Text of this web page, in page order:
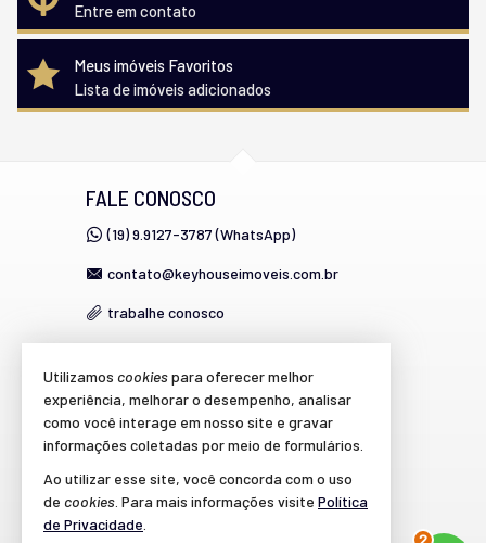
Entre em contato
Meus imóveis Favoritos
Lista de imóveis adicionados
FALE CONOSCO
(19) 9.9127-3787 (WhatsApp)
contato@keyhouseimoveis.com.br
trabalhe conosco
VEJA MAIS
cadastre seu imóvel
imóveis favoritos
3
Utilizamos cookiespara oferecer melhor
experiência, melhorar o desempenho, analisar
como você interage em nosso site e gravar
informações coletadas por meio de formulários.
Ao utilizar esse site, você concorda com o uso
de cookies . Para mais informações visite Política
de Privacidade